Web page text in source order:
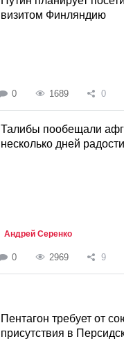
визитом Финляндию
0 1689 0
Талибы пообещали
несколько дней
Андрей Серенко
0 2969 9
Пентагон требует от
присутствия в